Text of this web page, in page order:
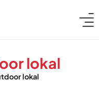
lokal
lokal